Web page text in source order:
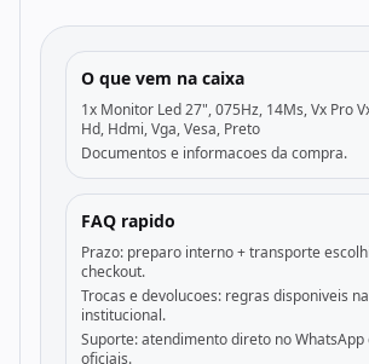
O que vem na caixa
1x Monitor Led 27", 075Hz, 14Ms, Vx Pro
Hd, Hdmi, Vga, Vesa, Preto
Documentos e informacoes da compra.
FAQ rapido
Prazo: preparo interno + transporte
checkout.
Trocas e devolucoes: regras disponiveis
institucional.
Suporte: atendimento direto no WhatsApp
oficiais.